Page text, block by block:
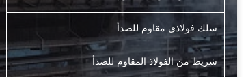
سلك فولاذي مقاوم للصدأ
شريط من الفولاذ المقاوم للصدأ